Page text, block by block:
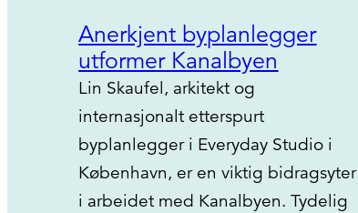
Anerkjent byplanlegger
utformer Kanalbyen
Lin Skaufel, arkitekt og
internasjonalt etterspurt
byplanlegger i Everyday Studio i
København, er en viktig bidragsyter
i arbeidet med Kanalbyen. Tydelig